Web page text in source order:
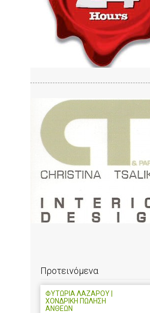
Προτεινόμενα
ΦΥΤΩΡΙΑ ΛΑΖΑΡΟΥ |
ΧΟΝΔΡΙΚΗ ΠΩΛΗΣΗ
ΑΝΘΕΩΝ